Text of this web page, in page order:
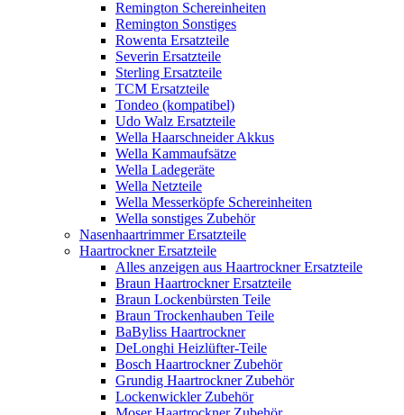
Remington Schereinheiten
Remington Sonstiges
Rowenta Ersatzteile
Severin Ersatzteile
Sterling Ersatzteile
TCM Ersatzteile
Tondeo (kompatibel)
Udo Walz Ersatzteile
Wella Haarschneider Akkus
Wella Kammaufsätze
Wella Ladegeräte
Wella Netzteile
Wella Messerköpfe Schereinheiten
Wella sonstiges Zubehör
Nasenhaartrimmer Ersatzteile
Haartrockner Ersatzteile
Alles anzeigen aus Haartrockner Ersatzteile
Braun Haartrockner Ersatzteile
Braun Lockenbürsten Teile
Braun Trockenhauben Teile
BaByliss Haartrockner
DeLonghi Heizlüfter-Teile
Bosch Haartrockner Zubehör
Grundig Haartrockner Zubehör
Lockenwickler Zubehör